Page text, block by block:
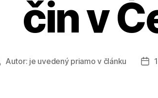
čin v
Autor: je uvedený priamo v článku